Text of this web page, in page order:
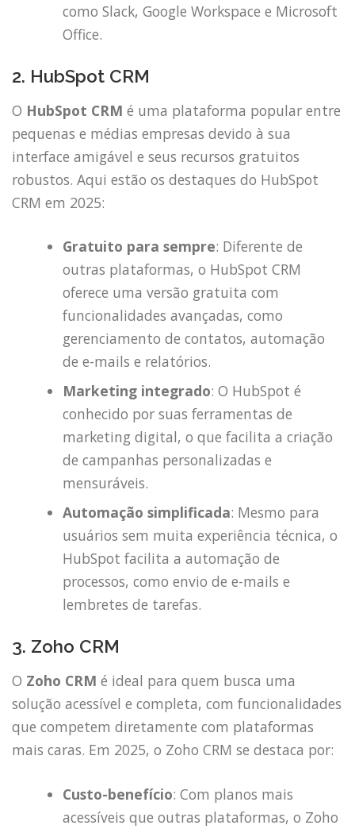
como Slack, Google Workspace e Microsoft
Office.
2. HubSpot CRM
O HubSpot CRM é uma plataforma popular entre
pequenas e médias empresas devido à sua
interface amigável e seus recursos gratuitos
robustos. Aqui estão os destaques do HubSpot
CRM em 2025:
Gratuito para sempre: Diferente de
outras plataformas, o HubSpot CRM
oferece uma versão gratuita com
funcionalidades avançadas, como
gerenciamento de contatos, automação
de e-mails e relatórios.
Marketing integrado: O HubSpot é
conhecido por suas ferramentas de
marketing digital, o que facilita a criação
de campanhas personalizadas e
mensuráveis.
Automação simplificada: Mesmo para
usuários sem muita experiência técnica, o
HubSpot facilita a automação de
processos, como envio de e-mails e
lembretes de tarefas.
3. Zoho CRM
O Zoho CRM é ideal para quem busca uma
solução acessível e completa, com funcionalidades
que competem diretamente com plataformas
mais caras. Em 2025, o Zoho CRM se destaca por:
Custo-benefício: Com planos mais
acessíveis que outras plataformas, o Zoho